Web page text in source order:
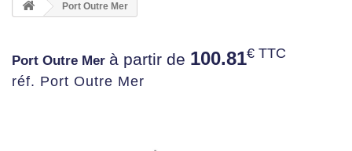
Port Outre Mer
Port Outre Mer à partir de 100.81€ TTC
réf. Port Outre Mer